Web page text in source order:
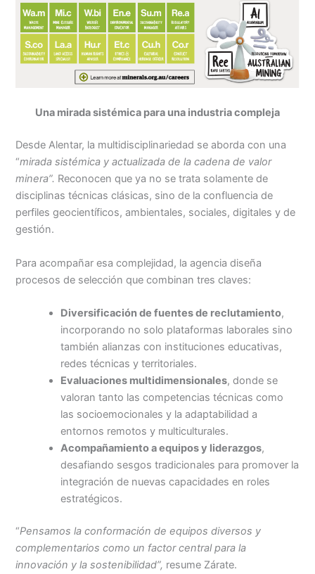
Una mirada sistémica para una industria compleja
Desde Alentar, la multidisciplinariedad se aborda con una
“mirada sistémica y actualizada de la cadena de valor
minera”. Reconocen que ya no se trata solamente de
disciplinas técnicas clásicas, sino de la confluencia de
perfiles geocientíficos, ambientales, sociales, digitales y de
gestión.
Para acompañar esa complejidad, la agencia diseña
procesos de selección que combinan tres claves:
Diversificación de fuentes de reclutamiento,
incorporando no solo plataformas laborales sino
también alianzas con instituciones educativas,
redes técnicas y territoriales.
Evaluaciones multidimensionales, donde se
valoran tanto las competencias técnicas como
las socioemocionales y la adaptabilidad a
entornos remotos y multiculturales.
Acompañamiento a equipos y liderazgos,
desafiando sesgos tradicionales para promover la
integración de nuevas capacidades en roles
estratégicos.
“Pensamos la conformación de equipos diversos y
complementarios como un factor central para la
innovación y la sostenibilidad”, resume Zárate.